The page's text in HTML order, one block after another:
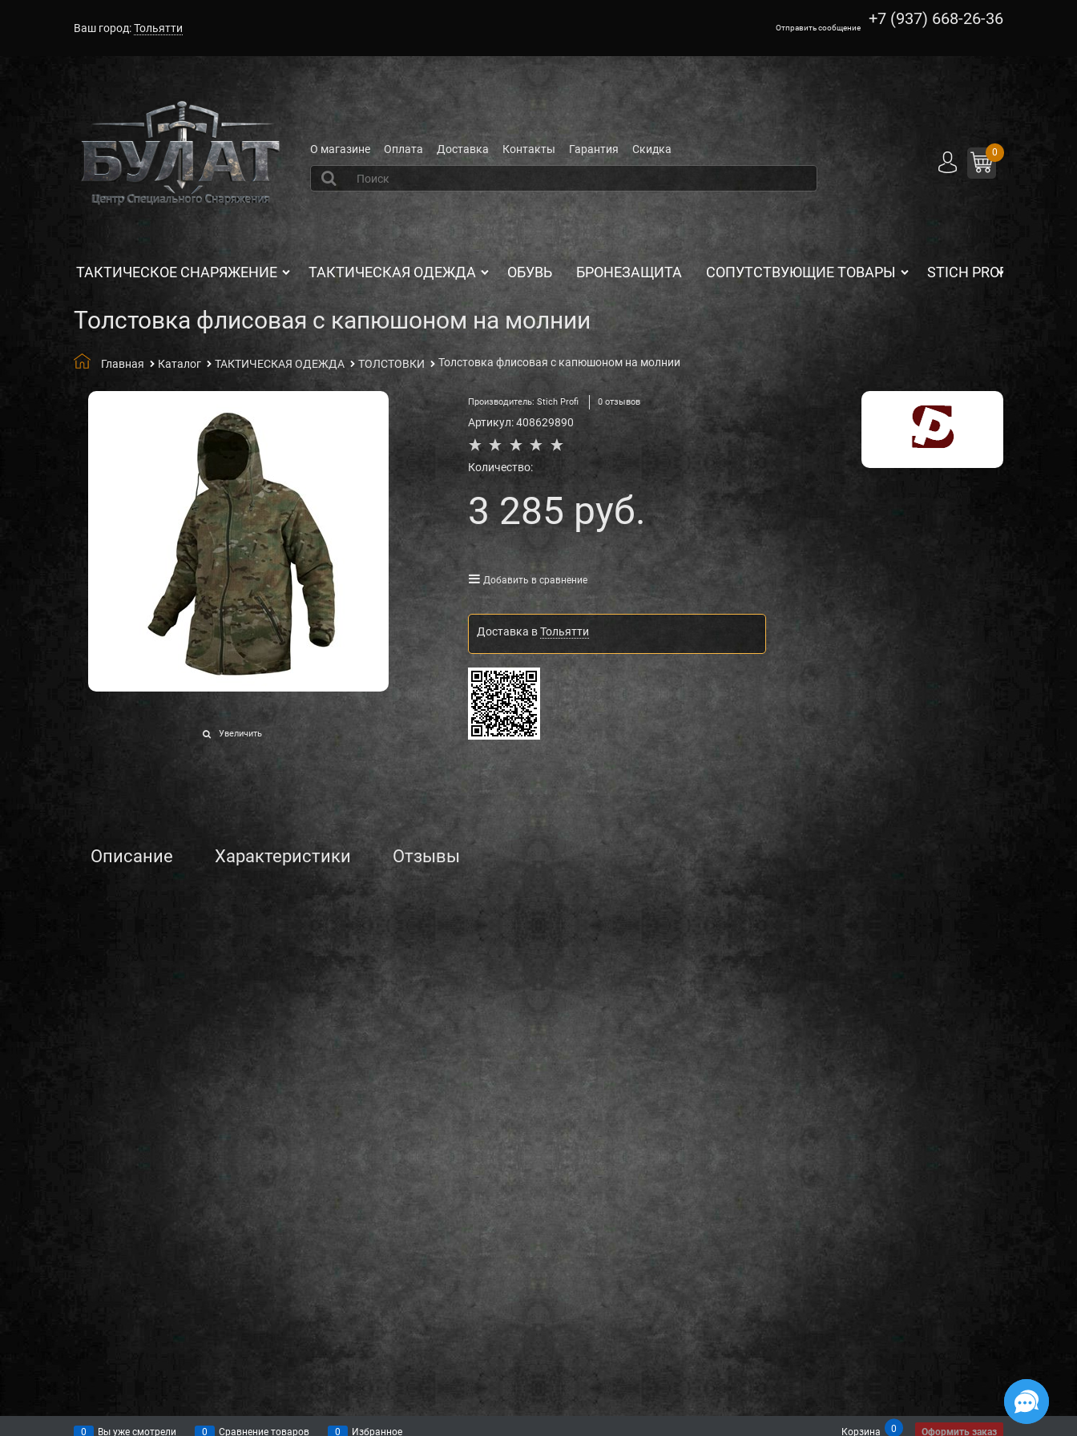
Ваш город:Тольятти Отправить сообщение +7 (937) 668-26-36
О магазине Оплата Доставка Контакты Гарантия Скидка 0
ТАКТИЧЕСКОЕ СНАРЯЖЕНИЕ ТАКТИЧЕСКАЯ ОДЕЖДА ОБУВЬ БРОНЕЗАЩИТА СОПУТСТВУЮЩИЕ ТОВАРЫ STICH PROFI
Толстовка флисовая с капюшоном на молнии
Главная Каталог ТАКТИЧЕСКАЯ ОДЕЖДА ТОЛСТОВКИ Толстовка флисовая с капюшоном на молнии
Увеличить
Производитель: Stich Profi 0 отзывов
Артикул: 408629890
Количество:
3 285 руб.
Добавить в сравнение
Доставка вТольятти
Описание Характеристики Отзывы
0 Вы уже смотрели 0 Сравнение товаров 0 Избранное Корзина 0 Оформить заказ